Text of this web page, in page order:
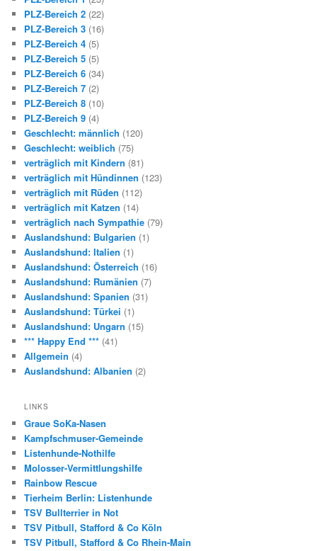
PLZ-Bereich 2 (22)
PLZ-Bereich 3 (16)
PLZ-Bereich 4 (5)
PLZ-Bereich 5 (5)
PLZ-Bereich 6 (34)
PLZ-Bereich 7 (2)
PLZ-Bereich 8 (10)
PLZ-Bereich 9 (4)
Geschlecht: männlich (120)
Geschlecht: weiblich (75)
verträglich mit Kindern (81)
verträglich mit Hündinnen (123)
verträglich mit Rüden (112)
verträglich mit Katzen (14)
verträglich nach Sympathie (79)
Auslandshund: Bulgarien (1)
Auslandshund: Italien (1)
Auslandshund: Österreich (16)
Auslandshund: Rumänien (7)
Auslandshund: Spanien (31)
Auslandshund: Türkei (1)
Auslandshund: Ungarn (15)
*** Happy End *** (41)
Allgemein (4)
Auslandshund: Albanien (2)
LINKS
Graue SoKa-Nasen
Kampfschmuser-Gemeinde
Listenhunde-Nothilfe
Molosser-Vermittlungshilfe
Rainbow Rescue
Tierheim Berlin: Listenhunde
TSV Bullterrier in Not
TSV Pitbull, Stafford & Co Köln
TSV Pitbull, Stafford & Co Rhein-Main